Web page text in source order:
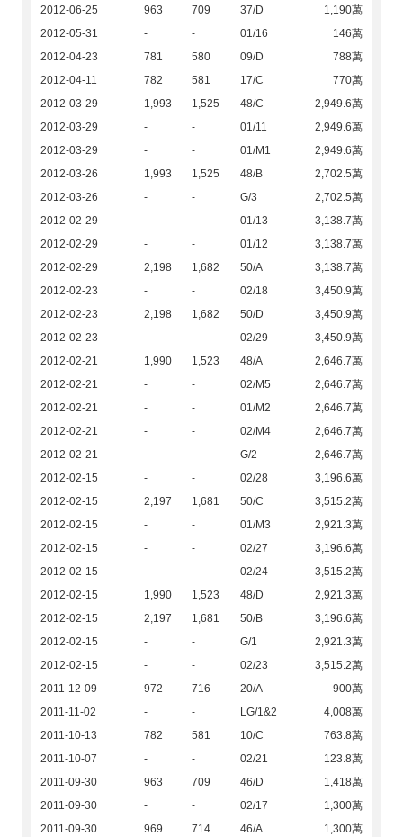
2012-06-25
963 709 37/D
1,190萬
2012-05-31
- - 01/16
146萬
2012-04-23
781 580 09/D
788萬
2012-04-11
782 581 17/C
770萬
2012-03-29
1,993 1,525 48/C
2,949.6萬
2012-03-29
- - 01/11
2,949.6萬
2012-03-29
- - 01/M1
2,949.6萬
2012-03-26
1,993 1,525 48/B
2,702.5萬
2012-03-26
- - G/3
2,702.5萬
2012-02-29
- - 01/13
3,138.7萬
2012-02-29
- - 01/12
3,138.7萬
2012-02-29
2,198 1,682 50/A
3,138.7萬
2012-02-23
- - 02/18
3,450.9萬
2012-02-23
2,198 1,682 50/D
3,450.9萬
2012-02-23
- - 02/29
3,450.9萬
2012-02-21
1,990 1,523 48/A
2,646.7萬
2012-02-21
- - 02/M5
2,646.7萬
2012-02-21
- - 01/M2
2,646.7萬
2012-02-21
- - 02/M4
2,646.7萬
2012-02-21
- - G/2
2,646.7萬
2012-02-15
- - 02/28
3,196.6萬
2012-02-15
2,197 1,681 50/C
3,515.2萬
2012-02-15
- - 01/M3
2,921.3萬
2012-02-15
- - 02/27
3,196.6萬
2012-02-15
- - 02/24
3,515.2萬
2012-02-15
1,990 1,523 48/D
2,921.3萬
2012-02-15
2,197 1,681 50/B
3,196.6萬
2012-02-15
- - G/1
2,921.3萬
2012-02-15
- - 02/23
3,515.2萬
2011-12-09
972 716 20/A
900萬
2011-11-02
- - LG/1&2
4,008萬
2011-10-13
782 581 10/C
763.8萬
2011-10-07
- - 02/21
123.8萬
2011-09-30
963 709 46/D
1,418萬
2011-09-30
- - 02/17
1,300萬
2011-09-30
969 714 46/A
1,300萬